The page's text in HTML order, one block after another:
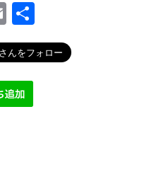
E
m
ail
有